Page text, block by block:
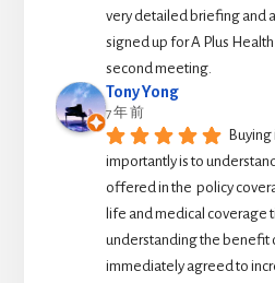
very detailed briefing and
signed up for A Plus
second meeting.
Tony Yong
7 年 前
importantly is to
offered in the  policy
life and medical coverage
understanding the benefit
immediately agreed to